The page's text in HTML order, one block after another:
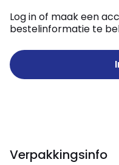
Log in of maak een
bestelinformatie te
Verpakkingsinfo